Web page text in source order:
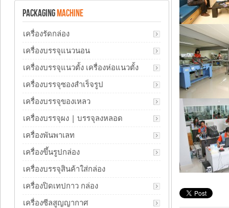
PACKAGING MACHINE
เครื่องรัดกล่อง
เครื่องบรรจุแนวนอน
เครื่องบรรจุแนวตั้ง เครื่องห่อแนวตั้ง
เครื่องบรรจุซองสำเร็จรูป
เครื่องบรรจุของเหลว
เครื่องบรรจุผง | บรรจุลงหลอด
เครื่องพันพาเลท
เครื่องขึ้นรูปกล่อง
เครื่องบรรจุสินค้าใส่กล่อง
เครื่องปิดเทปกาว กล่อง
เครื่องซีลสูญญากาศ